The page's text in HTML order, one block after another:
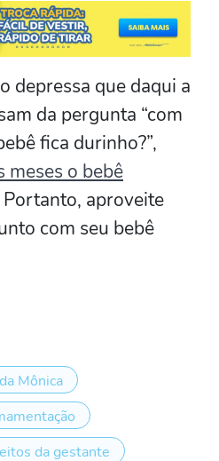
depressa que daqui a
da pergunta “com
fica durinho?”,
meses o bebê
Portanto, aproveite
com seu bebê
Mônica
da gestante